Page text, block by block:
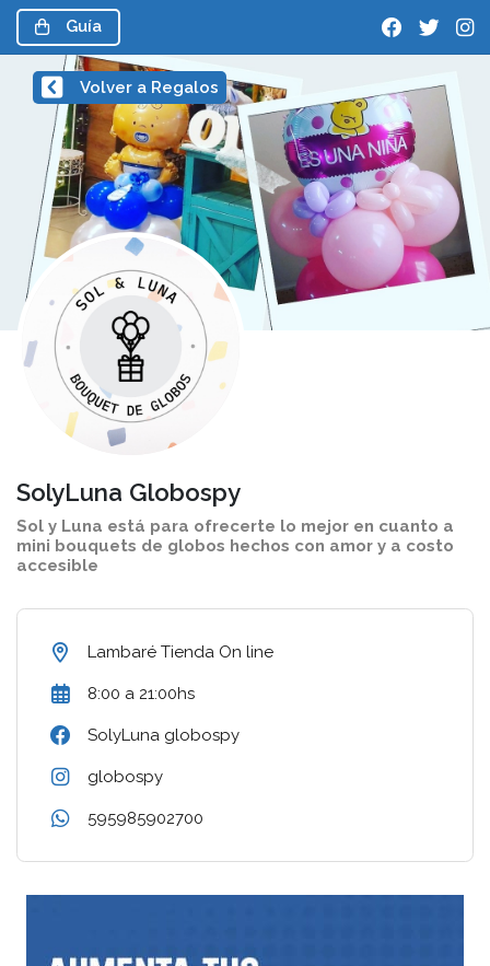
Guía
Volver a Regalos
SolyLuna Globospy
Sol y Luna está para ofrecerte lo mejor en cuanto a
mini bouquets de globos hechos con amor y a costo
accesible
Lambaré Tienda On line
8:00 a 21:00hs
SolyLuna globospy
globospy
595985902700